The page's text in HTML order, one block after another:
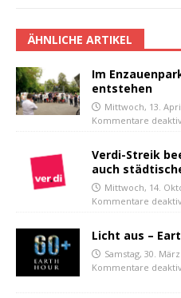
ÄHNLICHE ARTIKEL
Im
entstehen
Mittwoch, 13.
Kommentare
Verdi-Streik
auch
Mittwoch, 14.
Kommentare
Licht aus –
Samstag, 30.
Kommentare